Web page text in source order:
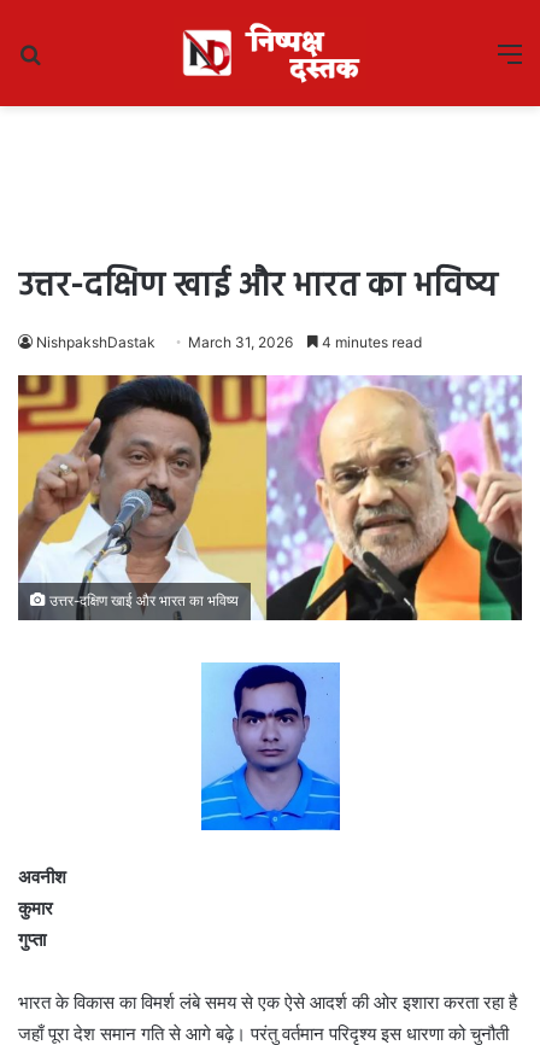
उत्तर-दक्षिण खाई और भारत का भविष्य
NishpakshDastak March 31, 2026 4 minutes read
उत्तर-दक्षिण खाई और भारत का भविष्य
अवनीश
कुमार
गुप्ता
भारत के विकास का विमर्श लंबे समय से एक ऐसे आदर्श की ओर इशारा करता रहा है
जहाँ पूरा देश समान गति से आगे बढ़े। परंतु वर्तमान परिदृश्य इस धारणा को चुनौती